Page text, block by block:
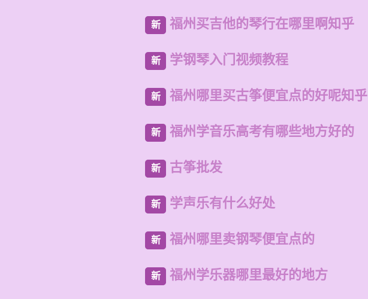
新 福州买吉他的琴行在哪里啊知乎
新 学钢琴入门视频教程
新 福州哪里买古筝便宜点的好呢知乎
新 福州学音乐高考有哪些地方好的
新 古筝批发
新 学声乐有什么好处
新 福州哪里卖钢琴便宜点的
新 福州学乐器哪里最好的地方